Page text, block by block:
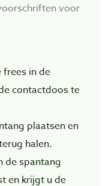
voor
frees in de
contactdoos te
plaatsen en
halen.
de spantang
en krijgt u de